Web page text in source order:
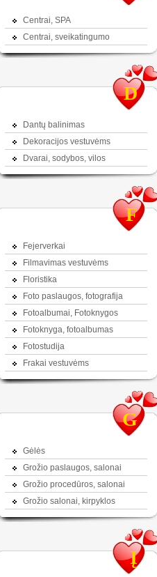
Centrai, SPA
Centrai, sveikatingumo
D
Dantų balinimas
Dekoracijos vestuvėms
Dvarai, sodybos, vilos
F
Fejerverkai
Filmavimas vestuvėms
Floristika
Foto paslaugos, fotografija
Fotoalbumai, Fotoknygos
Fotoknyga, fotoalbumas
Fotostudija
Frakai vestuvėms
G
Gėlės
Grožio paslaugos, salonai
Grožio procedūros, salonai
Grožio salonai, kirpyklos
Į